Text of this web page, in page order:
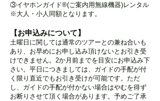
③イヤホンガイド®(ご案内用無線機器)レンタル
​※大人・小人同額となります。
【お申込みについて】
土曜日に関しては通常のツアーとの兼ね合いも
あり、お早めにお申し込み頂けないとお引き受
けできません。 2か月前までを目安にお申込み下
さい。平日につきましては、ガイドの手配が付
く限り直近でもお引き受けが可能です。ただ
し、 ガイドの手配が付かない場合はやむを得ず
お断りさせて頂く場合があります。予めご了承